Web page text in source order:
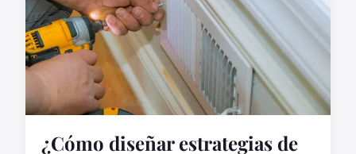
¿Cómo diseñar estrategias de